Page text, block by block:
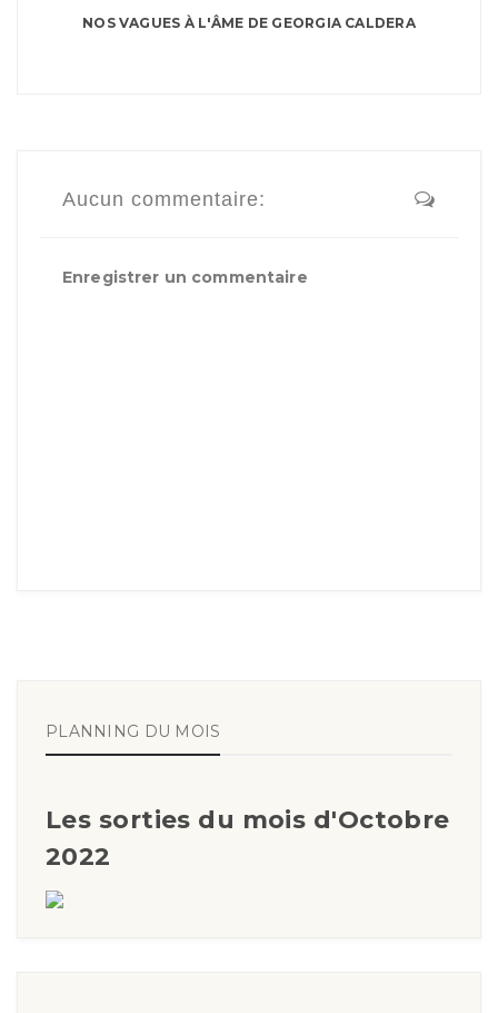
NOS VAGUES À L'ÂME DE GEORGIA CALDERA
Aucun commentaire:
Enregistrer un commentaire
PLANNING DU MOIS
Les sorties du mois d'Octobre
2022